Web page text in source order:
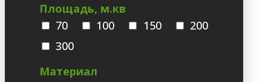
Площадь, м.кв
70
100 150
200
300
Материал